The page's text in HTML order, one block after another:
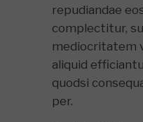
repudiandae
complectitur,
mediocritatem
aliquid
quodsi
per.